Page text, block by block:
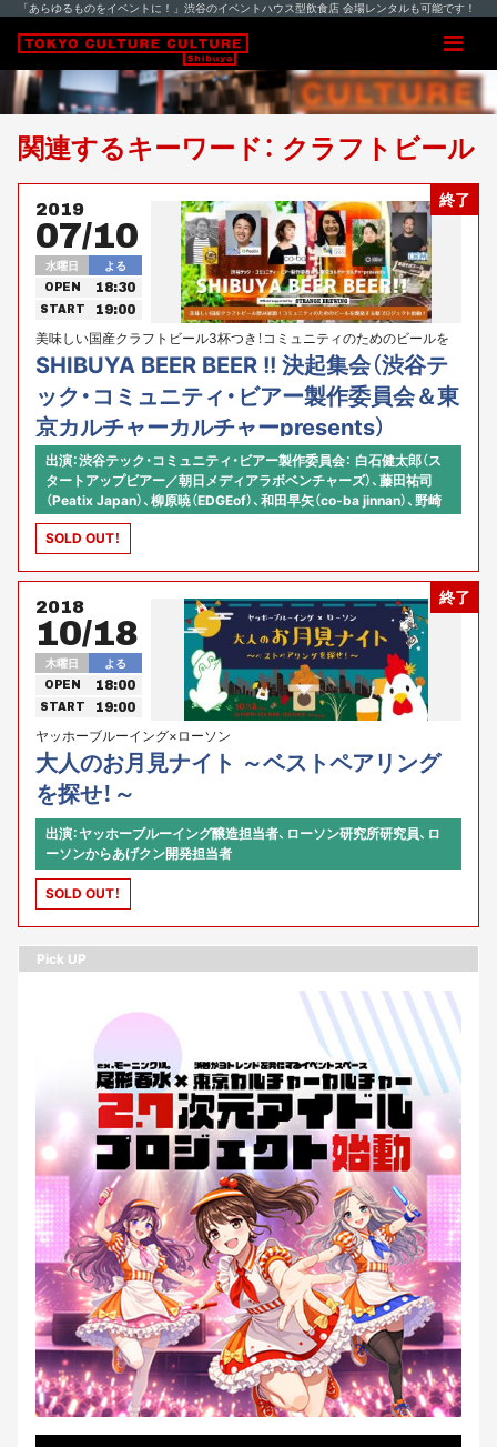
「あらゆるものをイベントに！」渋谷のイベントハウス型飲食店 会場レンタルも可能です！
関連するキーワード： クラフトビール
終了
2019
07/10
水曜日 よる
OPEN 18:30
START 19:00
美味しい国産クラフトビール3杯つき！コミュニティのためのビールを
開発するビールプロジェクト遂に始動！渋谷テック・コミュニティ・ビア
ー製作委員会＆東京カルチャーカルチャーpresents
SHIBUYA BEER BEER !! 決起集会（渋谷テ
ック・コミュニティ・ビアー製作委員会＆東
京カルチャーカルチャーpresents）
出演：渋谷テック・コミュニティ・ビアー製作委員会： 白石健太郎（ス
タートアップビアー／朝日メディアラボベンチャーズ）、藤田祐司
（Peatix Japan）、柳原暁（EDGEof）、和田早矢（co-ba jinnan）、野崎
麻衣（渋谷スクランブルスクエア「QWS」）【オフィシャルサポータ
ー】佐藤雅史（Strange Brewing/Chief Brewing Officer）【ゲスト】
起人】 嶋田敬一郎（IBM Digital Makers Lab）【 司会・プロデュース：】
河原あず（東京カルチャーカルチャー コミュニティ・アクセラレー
ター）
SOLD OUT！
終了
2018
10/18
木曜日 よる
OPEN 18:00
START 19:00
ヤッホーブルーイング×ローソン
大人のお月見ナイト ～ベストペアリング
を探せ！～
出演：ヤッホーブルーイング醸造担当者、ローソン研究所研究員、ロ
ーソンからあげクン開発担当者
SOLD OUT！
Pick UP